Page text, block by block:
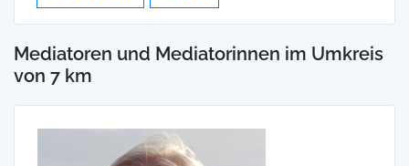
Mediatoren und Mediatorinnen im Umkreis
von 7 km